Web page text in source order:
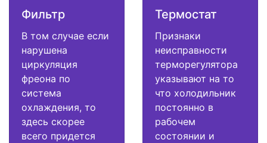
Фильтр
В том случае если
нарушена
циркуляция
фреона по
система
охлаждения, то
здесь скорее
всего придется
Термостат
Признаки
неисправности
терморегулятора
указывают на то
что холодильник
постоянно в
рабочем
состоянии и